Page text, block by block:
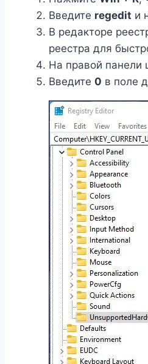
Введите regedit и
В редакторе
реестра для
На правой панели
Введите 0 в поле